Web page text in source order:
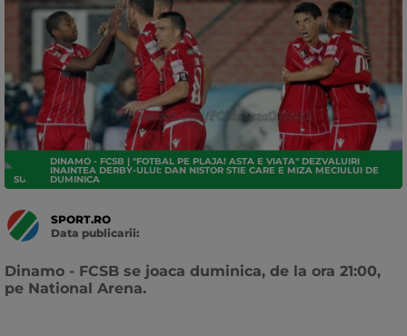
SUPERLIGA
DINAMO - FCSB | "FOTBAL PE PLAJA! ASTA E VIATA" DEZVALUIRI
INAINTEA DERBY-ULUI: DAN NISTOR STIE CARE E MIZA MECIULUI DE
DUMINICA
SPORT.RO
Data publicarii:
Dinamo - FCSB se joaca duminica, de la ora 21:00,
pe National Arena.